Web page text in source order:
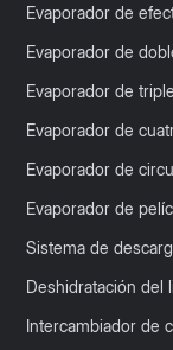
Evaporador de
Evaporador de
Evaporador de
Evaporador de
Evaporador de
Evaporador de
Sistema de
Deshidratación del
Intercambiador de